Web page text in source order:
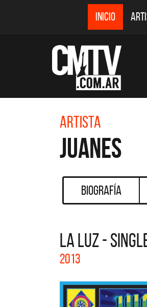
INICIO
Artista
Juanes
Biografía
LA LUZ -
2013